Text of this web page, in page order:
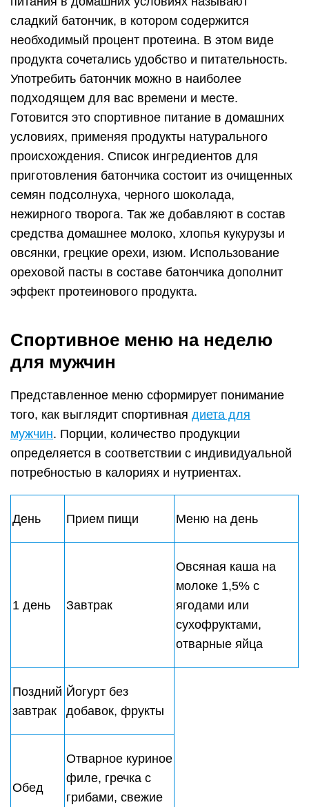
определяется в соответствии с индивидуальной
потребностью в калориях и нутриентах.
День Прием пищи Меню на день
1 день Завтрак
Овсяная каша на
молоке 1,5% с
ягодами или
сухофруктами,
отварные яйца
Поздний
завтрак
Йогурт без
добавок, фрукты
филе, гречка с
грибами, свежие
Полдник
Цельнозерновые
хлебцы с сыром
низкой жирности
Отбивная из
Запеченный батат с
арахисовой пастой,
омлет
Поздний
завтрак
Творог до 5% с
ягодами
Обед
Суп с
фрикадельками,
салат из овощей